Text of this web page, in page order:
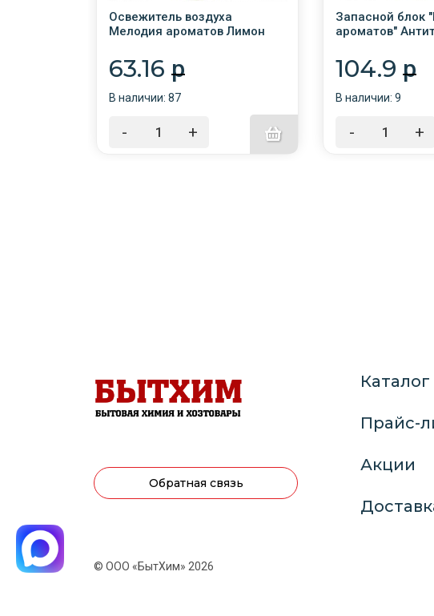
Освежитель воздуха
Мелодия ароматов Лимон
63.16 p
В наличии: 87
- +
Запасной блок
ароматов"
104.9p
В наличии: 9
- +
Обратная связь
Каталог
Прайс-
Акции
© ООО «БытХим» 2026